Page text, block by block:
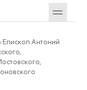
Епископ Антоний